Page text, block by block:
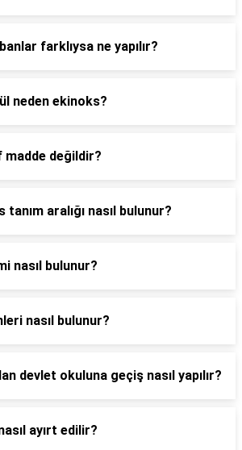
farklıysa ne yapılır?
neden ekinoks?
madde değildir?
aralığı nasıl bulunur?
nasıl bulunur?
nasıl bulunur?
devlet okuluna geçiş nasıl yapılır?
ayırt edilir?